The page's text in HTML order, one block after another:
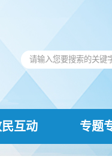
互动 专题